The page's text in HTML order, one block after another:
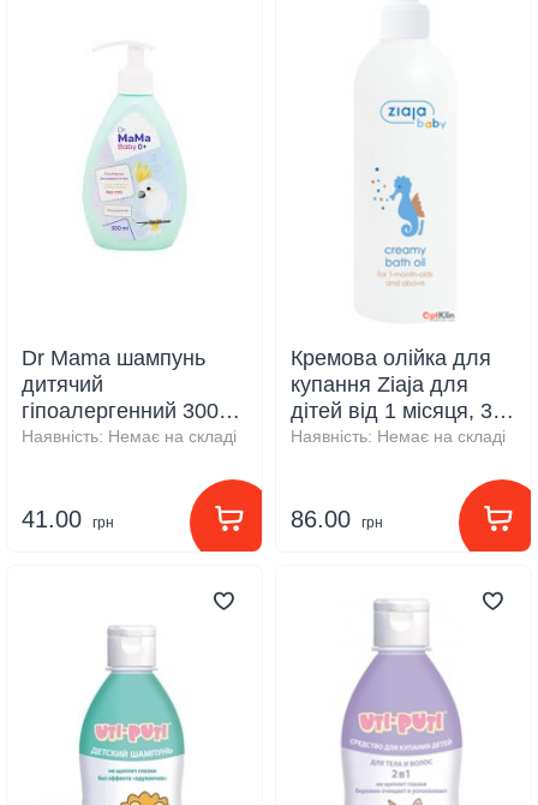
Dr Mama шампунь
дитячий
гіпоалергенний 300
мл
Наявність: Немає на складі
41.00 грн
Кремова олійка для
купання Ziaja для
дітей від 1 місяця, 300
мл
Наявність: Немає на складі
86.00 грн